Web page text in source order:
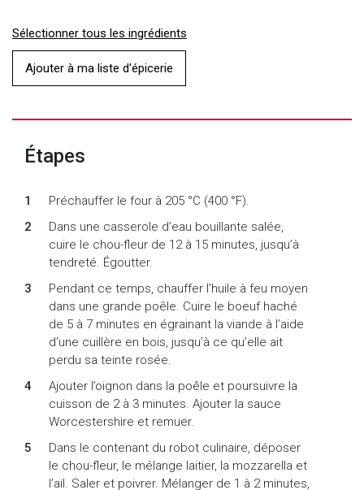
Sélectionner tous les ingrédients
Ajouter à ma liste d'épicerie
Étapes
Préchauffer le four à 205 °C (400 °F).
Dans une casserole d’eau bouillante salée,
cuire le chou-fleur de 12 à 15 minutes, jusqu’à
tendreté. Égoutter.
Pendant ce temps, chauffer l’huile à feu moyen
dans une grande poêle. Cuire le boeuf haché
de 5 à 7 minutes en égrainant la viande à l’aide
d’une cuillère en bois, jusqu’à ce qu’elle ait
perdu sa teinte rosée.
Ajouter l’oignon dans la poêle et poursuivre la
cuisson de 2 à 3 minutes. Ajouter la sauce
Worcestershire et remuer.
Dans le contenant du robot culinaire, déposer
le chou-fleur, le mélange laitier, la mozzarella et
l’ail. Saler et poivrer. Mélanger de 1 à 2 minutes,